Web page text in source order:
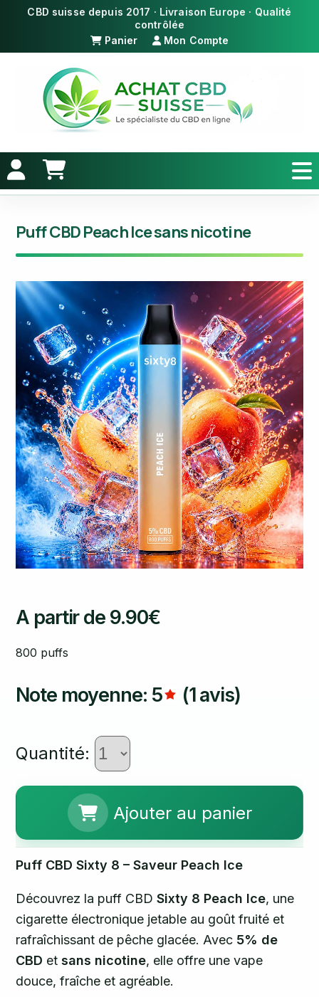
Panier Mon Compte
Puff CBD Peach Ice sans nicotine
A partir de 9.90€
800 puffs
Note moyenne: 5 (1 avis)
Quantité:
Ajouter au panier
Puff CBD Sixty 8 – Saveur Peach Ice
Découvrez la puff CBD Sixty 8 Peach Ice, une
cigarette électronique jetable au goût fruité et
rafraîchissant de pêche glacée. Avec 5% de
CBD et sans nicotine, elle offre une vape
douce, fraîche et agréable.